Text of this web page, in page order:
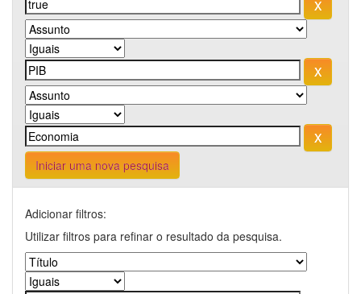
Iniciar uma nova pesquisa
Adicionar filtros:
Utilizar filtros para refinar o resultado da pesquisa.